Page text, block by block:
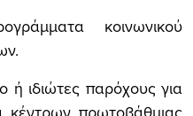
κοινωνικού
ιδιώτες παρόχους για